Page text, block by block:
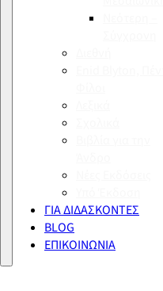
ΓΙΑ ΔΙΔΑΣΚΟΝΤΕΣ
BLOG
ΕΠΙΚΟΙΝΩΝΙΑ